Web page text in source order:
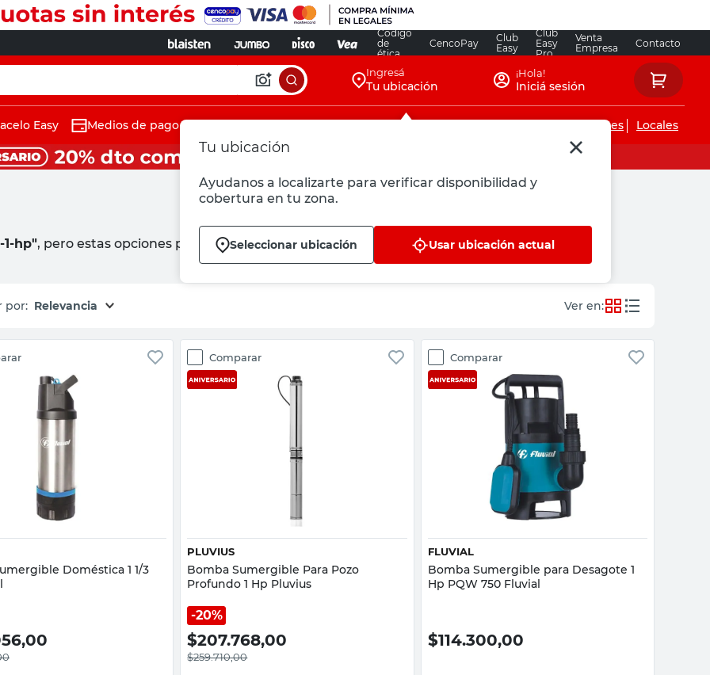
Código
de
ética
CencoPay
Club
Easy
Club
Easy
Pro
Venta
Empresa
Contacto
Ingresá
Tu ubicación
Tu ubicación
Ayudanos a localizarte para verificar disponibilidad y
cobertura en tu zona.
Seleccionar ubicación Usar ubicación actual
¡Hola!
Iniciá sesión
Easy Medios de pago Servicios de instalaciones Locales
hp", pero estas opciones podrían interesarte:
Relevancia
Vista rápida
Doméstica 1 1/3
Comparar
Vista rápida
PLUVIUS
Bomba Sumergible Para Pozo
Profundo 1 Hp Pluvius
20%
$207.768,00
$259.710,00
Comparar
Vista rápida
FLUVIAL
Bomba Sumergible para Desagote 1
Hp PQW 750 Fluvial
$114.300,00